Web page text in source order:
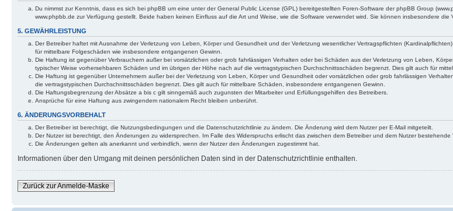
Du nimmst zur Kenntnis, dass es sich bei phpBB um eine unter der General Public License (GPL) bereitgestellten Foren-Software der phpBB Group
www.phpbb.de zur Verfügung gestellt. Beide haben keinen Einfluss auf die Art und Weise, wie die Software verwendet wird. Sie können insbesondere
5. GEWÄHRLEISTUNG
Der Betreiber haftet mit Ausnahme der Verletzung von Leben, Körper und Gesundheit und der Verletzung wesentlicher Vertragspflichten
für mittelbare Folgeschäden wie insbesondere entgangenen Gewinn.
Die Haftung ist gegenüber Verbrauchern außer bei vorsätzlichen oder grob fahrlässigen Verhalten oder bei Schäden aus der Verletzung von Leben,
typischer Weise vorhersehbaren Schäden und im übrigen der Höhe nach auf die vertragstypischen Durchschnittsschäden begrenzt. Dies gilt auch für
Die Haftung ist gegenüber Unternehmern außer bei der Verletzung von Leben, Körper und Gesundheit oder vorsätzlichen oder grob fahrlässigen
die vertragstypischen Durchschnittsschäden begrenzt. Dies gilt auch für mittelbare Schäden, insbesondere entgangenen Gewinn.
Die Haftungsbegrenzung der Absätze a bis c gilt sinngemäß auch zugunsten der Mitarbeiter und Erfüllungsgehilfen des Betreibers.
Ansprüche für eine Haftung aus zwingendem nationalem Recht bleiben unberührt.
6. ÄNDERUNGSVORBEHALT
Der Betreiber ist berechtigt, die Nutzungsbedingungen und die Datenschutzrichtlinie zu ändern. Die Änderung wird dem Nutzer per E-Mail mitgeteilt.
Der Nutzer ist berechtigt, den Änderungen zu widersprechen. Im Falle des Widerspruchs erlischt das zwischen dem Betreiber und dem Nutzer bestehende
Die Änderungen gelten als anerkannt und verbindlich, wenn der Nutzer den Änderungen zugestimmt hat.
Informationen über den Umgang mit deinen persönlichen Daten sind in der Datenschutzrichtlinie enthalten.
Zurück zur Anmelde-Maske